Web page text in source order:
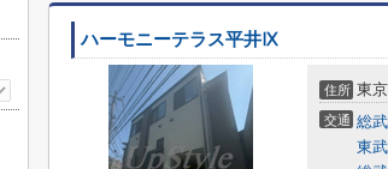
ハーモニーテラス平井Ⅸ
住所 東
交通 総
東